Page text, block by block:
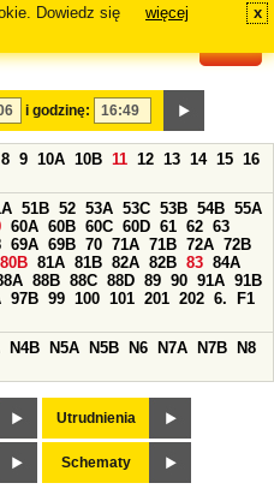
Dowiedz się
więcej x
i godzinę:
8 9 10A 10B 11 12 13 14 15 16
51B 52 53A 53C 53B 54B 55A
60A 60B 60C 60D 61 62 63
69A 69B 70 71A 71B 72A 72B
80B 81A 81B 82A 82B 83 84A
88B 88C 88D 89 90 91A 91B
97B 99 100 101 201 202 6.
F1
N4B N5A N5B N6 N7A N7B
N8
Utrudnienia
Schematy